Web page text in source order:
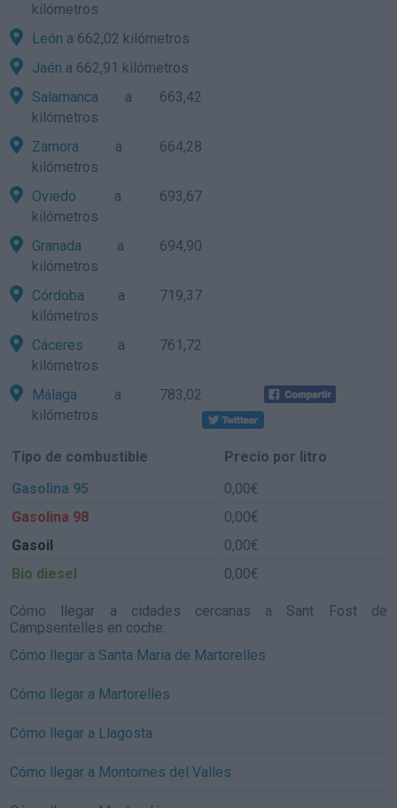
kilómetros
León a 662,02 kilómetros
Jaén a 662,91 kilómetros
Salamanca a 663,42
kilómetros
Zamora a 664,28
kilómetros
Oviedo a 693,67
kilómetros
Granada a 694,90
kilómetros
Córdoba a 719,37
kilómetros
Cáceres a 761,72
kilómetros
Málaga a 783,02
kilómetros
Tipo de combustible
Precio por litro
Gasolina 95
0,00€
Gasolina 98
0,00€
Gasoil
0,00€
Bio diesel
0,00€
Cómo llegar a cidades cercanas a Sant Fost de
Campsentelles en coche:
Cómo llegar a Santa Maria de Martorelles
Cómo llegar a Martorelles
Cómo llegar a Llagosta
Cómo llegar a Montornes del Valles